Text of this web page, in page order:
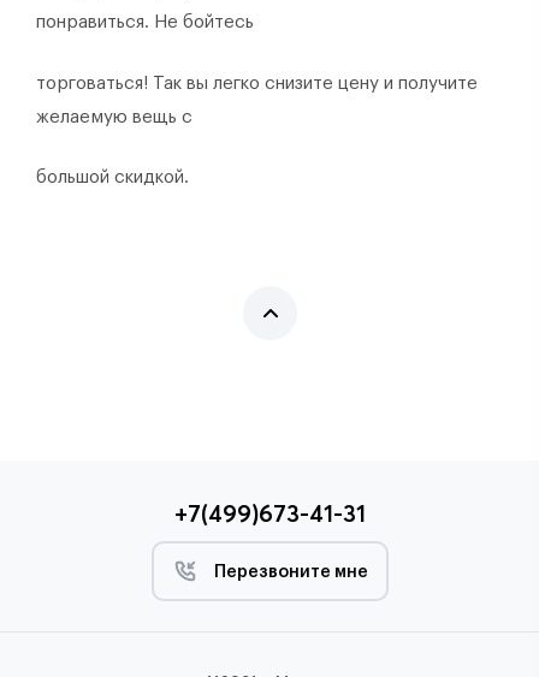
понравиться. Не бойтесь
торговаться! Так вы легко снизите цену и получите
желаемую вещь с
большой скидкой.
+7(499)673-41-31
Перезвоните мне